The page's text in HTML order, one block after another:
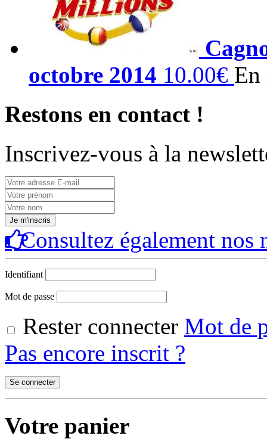
octobre 2014 10.00€ En
Restons en contact !
Inscrivez-vous à la
Consultez également nos
Identifiant
Mot de passe
Rester connecter Mot de
Pas encore inscrit ?
Votre panier